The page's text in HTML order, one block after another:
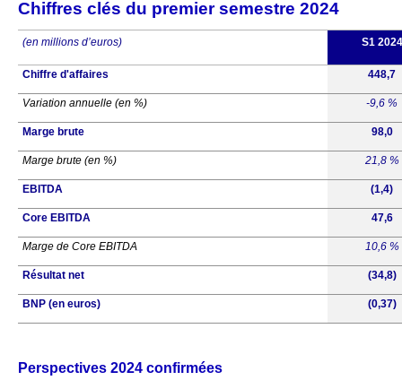
Chiffres clés du premier semestre 2024
(en millions d’euros) S1 2024
Chiffre d'affaires 448,7
Variation annuelle (en %) -9,6 %
Marge brute 98,0
Marge brute (en %) 21,8 %
EBITDA (1,4)
Core EBITDA 47,6
Marge de Core EBITDA 10,6 %
Résultat net (34,8)
BNP (en euros) (0,37)
Perspectives 2024 confirmées